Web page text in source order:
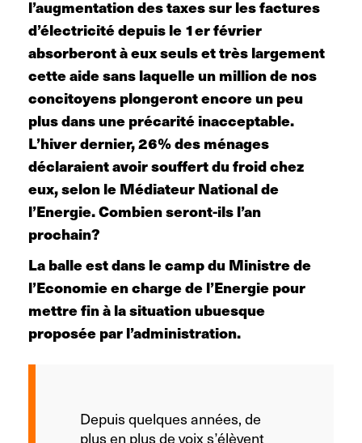
l’augmentation des taxes sur les factures
d’électricité depuis le 1er février
absorberont à eux seuls et très largement
cette aide sans laquelle un million de nos
concitoyens plongeront encore un peu
plus dans une précarité inacceptable.
L’hiver dernier, 26% des ménages
déclaraient avoir souffert du froid chez
eux, selon le Médiateur National de
l’Energie. Combien seront-ils l’an
prochain?
La balle est dans le camp du Ministre de
l’Economie en charge de l’Energie pour
mettre fin à la situation ubuesque
proposée par l’administration.
Depuis quelques années, de
plus en plus de voix s’élèvent